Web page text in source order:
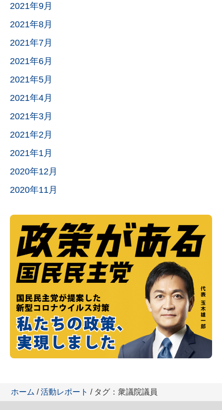
2021年9月
2021年8月
2021年7月
2021年6月
2021年5月
2021年4月
2021年3月
2021年2月
2021年1月
2020年12月
2020年11月
ホーム /活動レポート / タグ：衆議院議員